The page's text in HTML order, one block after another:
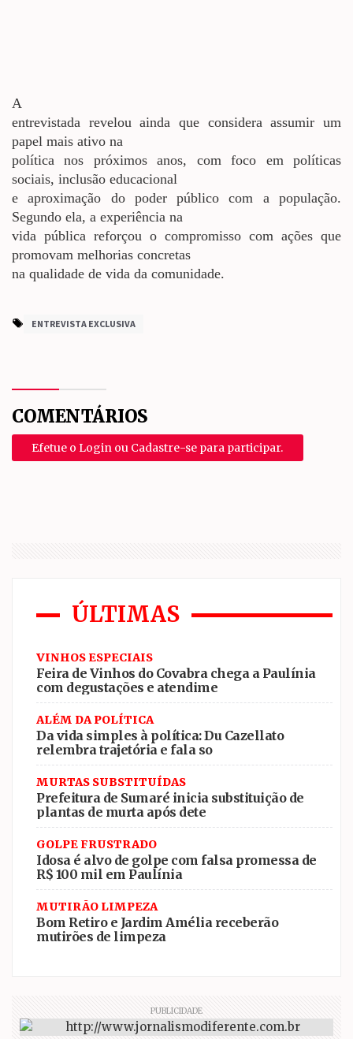
A
entrevistada revelou ainda que considera assumir um
papel mais ativo na
política nos próximos anos, com foco em políticas
sociais, inclusão educacional
e aproximação do poder público com a população.
Segundo ela, a experiência na
vida pública reforçou o compromisso com ações que
promovam melhorias concretas
na qualidade de vida da comunidade.
ENTREVISTA EXCLUSIVA
COMENTÁRIOS
Efetue o Login ou Cadastre-se para participar.
ÚLTIMAS
VINHOS ESPECIAIS
Feira de Vinhos do Covabra chega a Paulínia
com degustações e atendime
ALÉM DA POLÍTICA
Da vida simples à política: Du Cazellato
relembra trajetória e fala so
MURTAS SUBSTITUÍDAS
Prefeitura de Sumaré inicia substituição de
plantas de murta após dete
GOLPE FRUSTRADO
Idosa é alvo de golpe com falsa promessa de
R$ 100 mil em Paulínia
MUTIRÃO LIMPEZA
Bom Retiro e Jardim Amélia receberão
mutirões de limpeza
PUBLICIDADE